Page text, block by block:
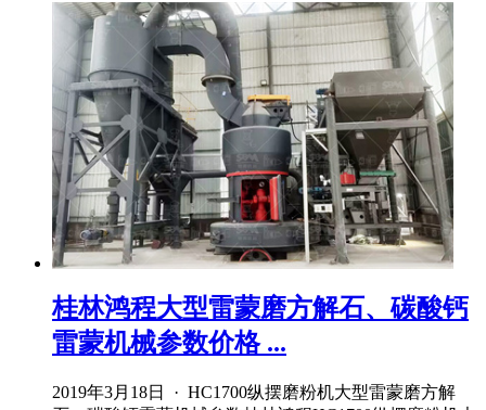
桂林鸿程大型雷蒙磨方解石、碳酸钙
雷蒙机械参数价格 ...
2019年3月18日 · HC1700纵摆磨粉机大型雷蒙磨方解